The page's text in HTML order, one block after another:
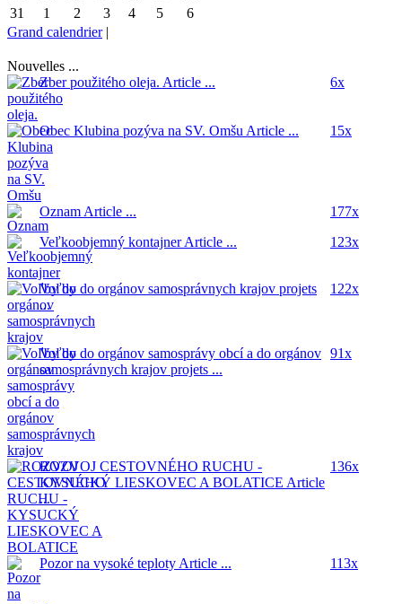
31
1 2 3 4 5
6
Grand calendrier|
Nouvelles ...
Zber použitého oleja. Article ... 6x
Obec Klubina pozýva na SV. Omšu Article ... 15x
Oznam Article ...
177x
Veľkoobjemný kontajnerArticle ... 123x
Voľby do orgánov samosprávnych krajov projets
...
122x
Voľby do orgánov samosprávy obcí a do orgánov
samosprávnych krajov projets ...
91x
ROZVOJ CESTOVNÉHO RUCHU -
KYSUCKÝ LIESKOVEC A BOLATICE Article
...
136x
Pozor na vysoké teploty Article ... 113x